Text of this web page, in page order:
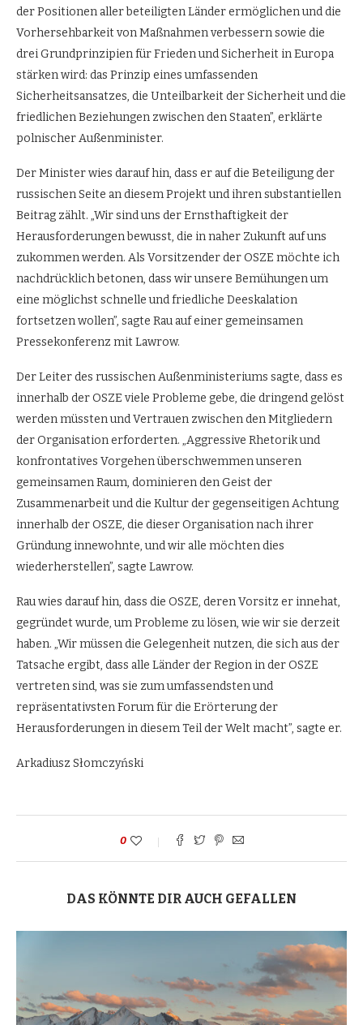
der Positionen aller beteiligten Länder ermöglichen und die
Vorhersehbarkeit von Maßnahmen verbessern sowie die
drei Grundprinzipien für Frieden und Sicherheit in Europa
stärken wird: das Prinzip eines umfassenden
Sicherheitsansatzes, die Unteilbarkeit der Sicherheit und die
friedlichen Beziehungen zwischen den Staaten”, erklärte
polnischer Außenminister.
Der Minister wies darauf hin, dass er auf die Beteiligung der
russischen Seite an diesem Projekt und ihren substantiellen
Beitrag zählt. „Wir sind uns der Ernsthaftigkeit der
Herausforderungen bewusst, die in naher Zukunft auf uns
zukommen werden. Als Vorsitzender der OSZE möchte ich
nachdrücklich betonen, dass wir unsere Bemühungen um
eine möglichst schnelle und friedliche Deeskalation
fortsetzen wollen”, sagte Rau auf einer gemeinsamen
Pressekonferenz mit Lawrow.
Der Leiter des russischen Außenministeriums sagte, dass es
innerhalb der OSZE viele Probleme gebe, die dringend gelöst
werden müssten und Vertrauen zwischen den Mitgliedern
der Organisation erforderten. „Aggressive Rhetorik und
konfrontatives Vorgehen überschwemmen unseren
gemeinsamen Raum, dominieren den Geist der
Zusammenarbeit und die Kultur der gegenseitigen Achtung
innerhalb der OSZE, die dieser Organisation nach ihrer
Gründung innewohnte, und wir alle möchten dies
wiederherstellen”, sagte Lawrow.
Rau wies darauf hin, dass die OSZE, deren Vorsitz er innehat,
gegründet wurde, um Probleme zu lösen, wie wir sie derzeit
haben. „Wir müssen die Gelegenheit nutzen, die sich aus der
Tatsache ergibt, dass alle Länder der Region in der OSZE
vertreten sind, was sie zum umfassendsten und
repräsentativsten Forum für die Erörterung der
Herausforderungen in diesem Teil der Welt macht”, sagte er.
Arkadiusz Słomczyński
0
DAS KÖNNTE DIR AUCH GEFALLEN